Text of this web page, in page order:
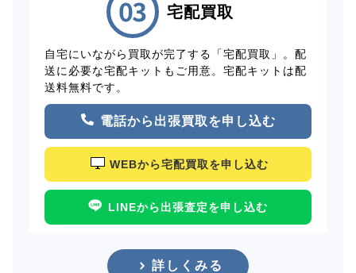
宅配買取
自宅にいながら買取が完了する「宅配買取」。配
送に必要な宅配キットもご用意。宅配キットは配
送料無料です。
電話から出張買取を申し込む
WEBから宅配買取を申し込む
LINEから出張査定を申し込む
詳しくみる